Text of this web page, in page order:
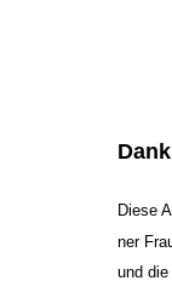
Diese
ner
und